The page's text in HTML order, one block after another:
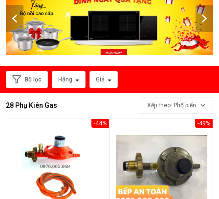
Van
Gas
Và
Khò
Dây
Gas
XUẤT
Bộ lọc Hãng Giá
28 Phụ Kiên Gas Xếp theo: Phổ biến
-44% -49%